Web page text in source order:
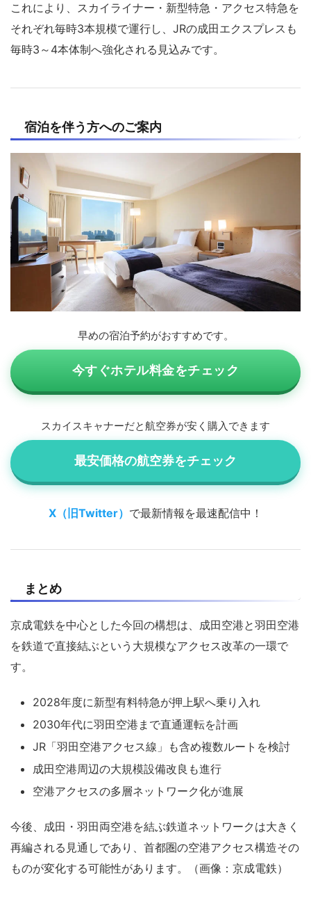
これにより、スカイライナー・新型特急・アクセス特急を
それぞれ毎時3本規模で運行し、JRの成田エクスプレスも
毎時3～4本体制へ強化される見込みです。
宿泊を伴う方へのご案内
早めの宿泊予約がおすすめです。
今すぐホテル料金をチェック
スカイスキャナーだと航空券が安く購入できます
最安価格の航空券をチェック
X（旧Twitter） で最新情報を最速配信中！
まとめ
京成電鉄を中心とした今回の構想は、成田空港と羽田空港
を鉄道で直接結ぶという大規模なアクセス改革の一環で
す。
2028年度に新型有料特急が押上駅へ乗り入れ
2030年代に羽田空港まで直通運転を計画
JR「羽田空港アクセス線」も含め複数ルートを検討
成田空港周辺の大規模設備改良も進行
空港アクセスの多層ネットワーク化が進展
今後、成田・羽田両空港を結ぶ鉄道ネットワークは大きく
再編される見通しであり、首都圏の空港アクセス構造その
ものが変化する可能性があります。（画像：京成電鉄）